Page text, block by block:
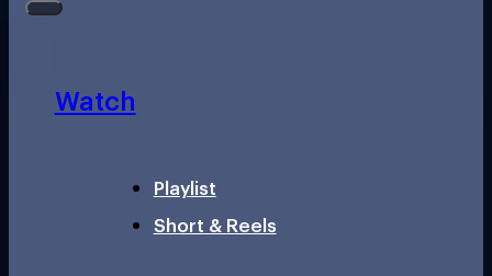
Watch
Playlist
Short & Reels